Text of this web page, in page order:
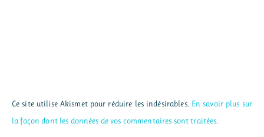
Ce site utilise Akismet pour réduire les indésirables. En savoir plus sur
la façon dont les données de vos commentaires sont traitées.